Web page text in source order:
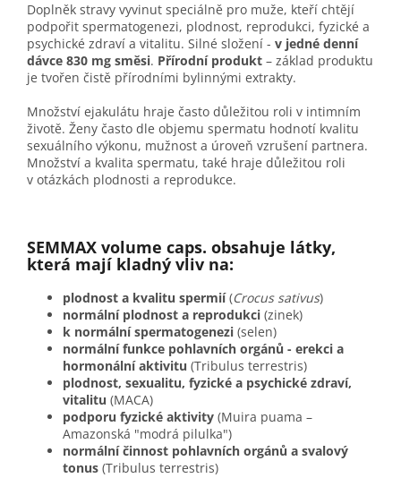
Doplněk stravy vyvinut speciálně pro muže, kteří chtějí
podpořit spermatogenezi, plodnost, reprodukci, fyzické a
psychické zdraví a vitalitu. Silné složení - v jedné denní
dávce 830 mg směsi. Přírodní produkt – základ produktu
je tvořen čistě přírodními bylinnými extrakty.
Množství ejakulátu hraje často důležitou roli v intimním
životě. Ženy často dle objemu spermatu hodnotí kvalitu
sexuálního výkonu, mužnost a úroveň vzrušení partnera.
Množství a kvalita spermatu, také hraje důležitou roli
v otázkách plodnosti a reprodukce.
SEMMAX volume caps. obsahuje látky,
která mají kladný vliv na:
plodnost a kvalitu spermií(Crocus sativus)
normální plodnost a reprodukci (zinek)
k normální spermatogenezi (selen)
normální funkce pohlavních orgánů - erekci a
hormonální aktivitu (Tribulus terrestris)
plodnost, sexualitu, fyzické a psychické zdraví,
vitalitu (MACA)
podporu fyzické aktivity (Muira puama –
Amazonská "modrá pilulka")
normální činnost pohlavních orgánů a svalový
tonus (Tribulus terrestris)